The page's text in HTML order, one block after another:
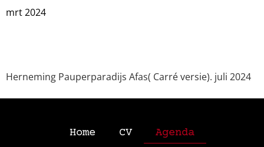
mrt 2024
Herneming Pauperparadijs Afas( Carré versie). juli 2024
Home CV Agenda